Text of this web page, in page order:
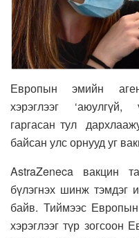
Европын эмийн
хэрэглээг
гаргасан тул
байсан улс орнууд уг
AstraZeneca вакцин
бүлэгнэх шинж тэмдэг
байв. Тиймээс
хэрэглээг түр зогсоон